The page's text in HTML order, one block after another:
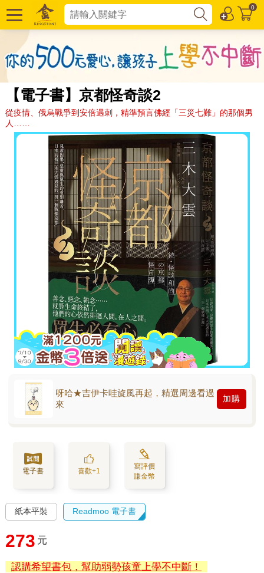
0
【電子書】京都怪奇談2
從疫情、俄烏戰爭到安倍遇刺，精準預言佛經「三災七難」的那個男
人……
呀哈★吉伊卡哇旋風再起，精選周邊看過
來
加購
電子書 喜歡+1
寫評價
賺金幣
紙本平裝 Readmoo 電子書
273 元
認購希望書包，幫助弱勢孩童上學不中斷！